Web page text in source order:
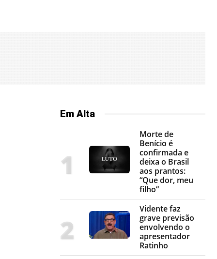
Em Alta
Morte de
Benício é
confirmada e
deixa o Brasil
aos prantos:
“Que dor, meu
filho”
Vidente faz
grave previsão
envolvendo o
apresentador
Ratinho